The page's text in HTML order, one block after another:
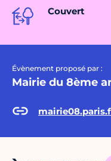
Couvert
Évènement proposé par :
Mairie du 8ème